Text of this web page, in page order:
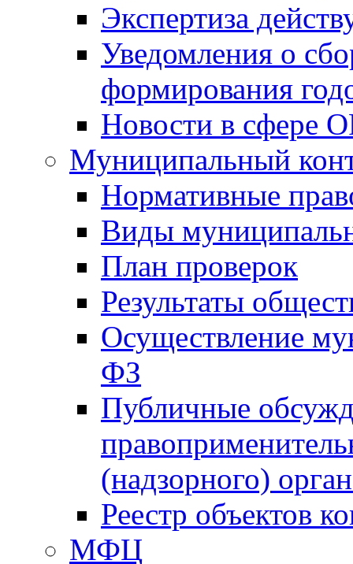
Экспертиза
Уведомления о
формирования
Новости в сфере
Муниципальный
Нормативные
Виды
План проверок
Результаты
Осуществление
ФЗ
Публичные
(надзорного)
Реестр объектов
МФЦ